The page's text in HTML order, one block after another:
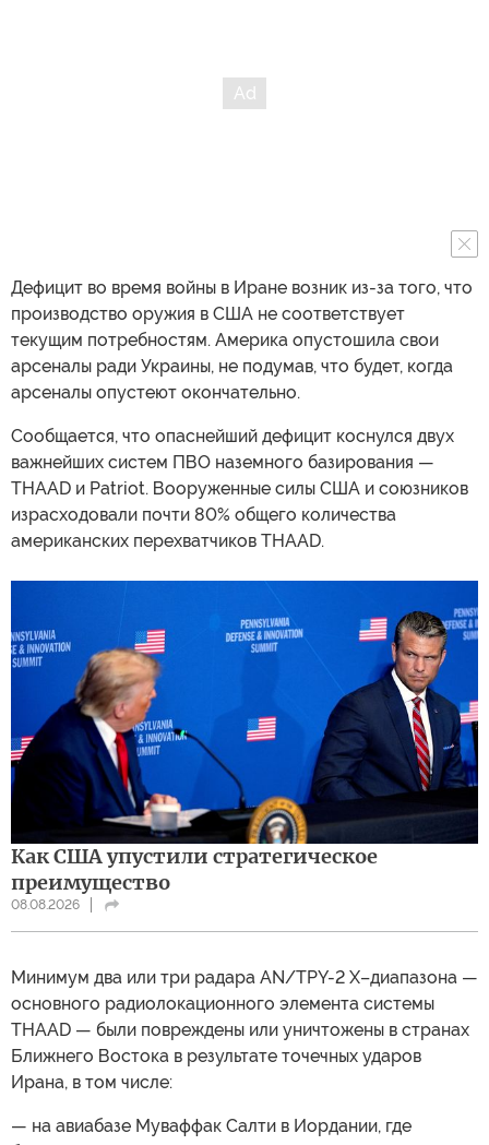
Дефицит во время войны в Иране возник из-за того, что
производство оружия в США не соответствует
текущим потребностям. Америка опустошила свои
арсеналы ради Украины, не подумав, что будет, когда
арсеналы опустеют окончательно.
Сообщается, что опаснейший дефицит коснулся двух
важнейших систем ПВО наземного базирования —
THAAD и Patriot. Вооруженные силы США и союзников
израсходовали почти 80% общего количества
американских перехватчиков THAAD.
Как США упустили стратегическое
преимущество
08.08.2026
Минимум два или три радара AN/TPY-2 X–диапазона —
основного радиолокационного элемента системы
THAAD — были повреждены или уничтожены в странах
Ближнего Востока в результате точечных ударов
Ирана, в том числе:
— на авиабазе Муваффак Салти в Иордании, где